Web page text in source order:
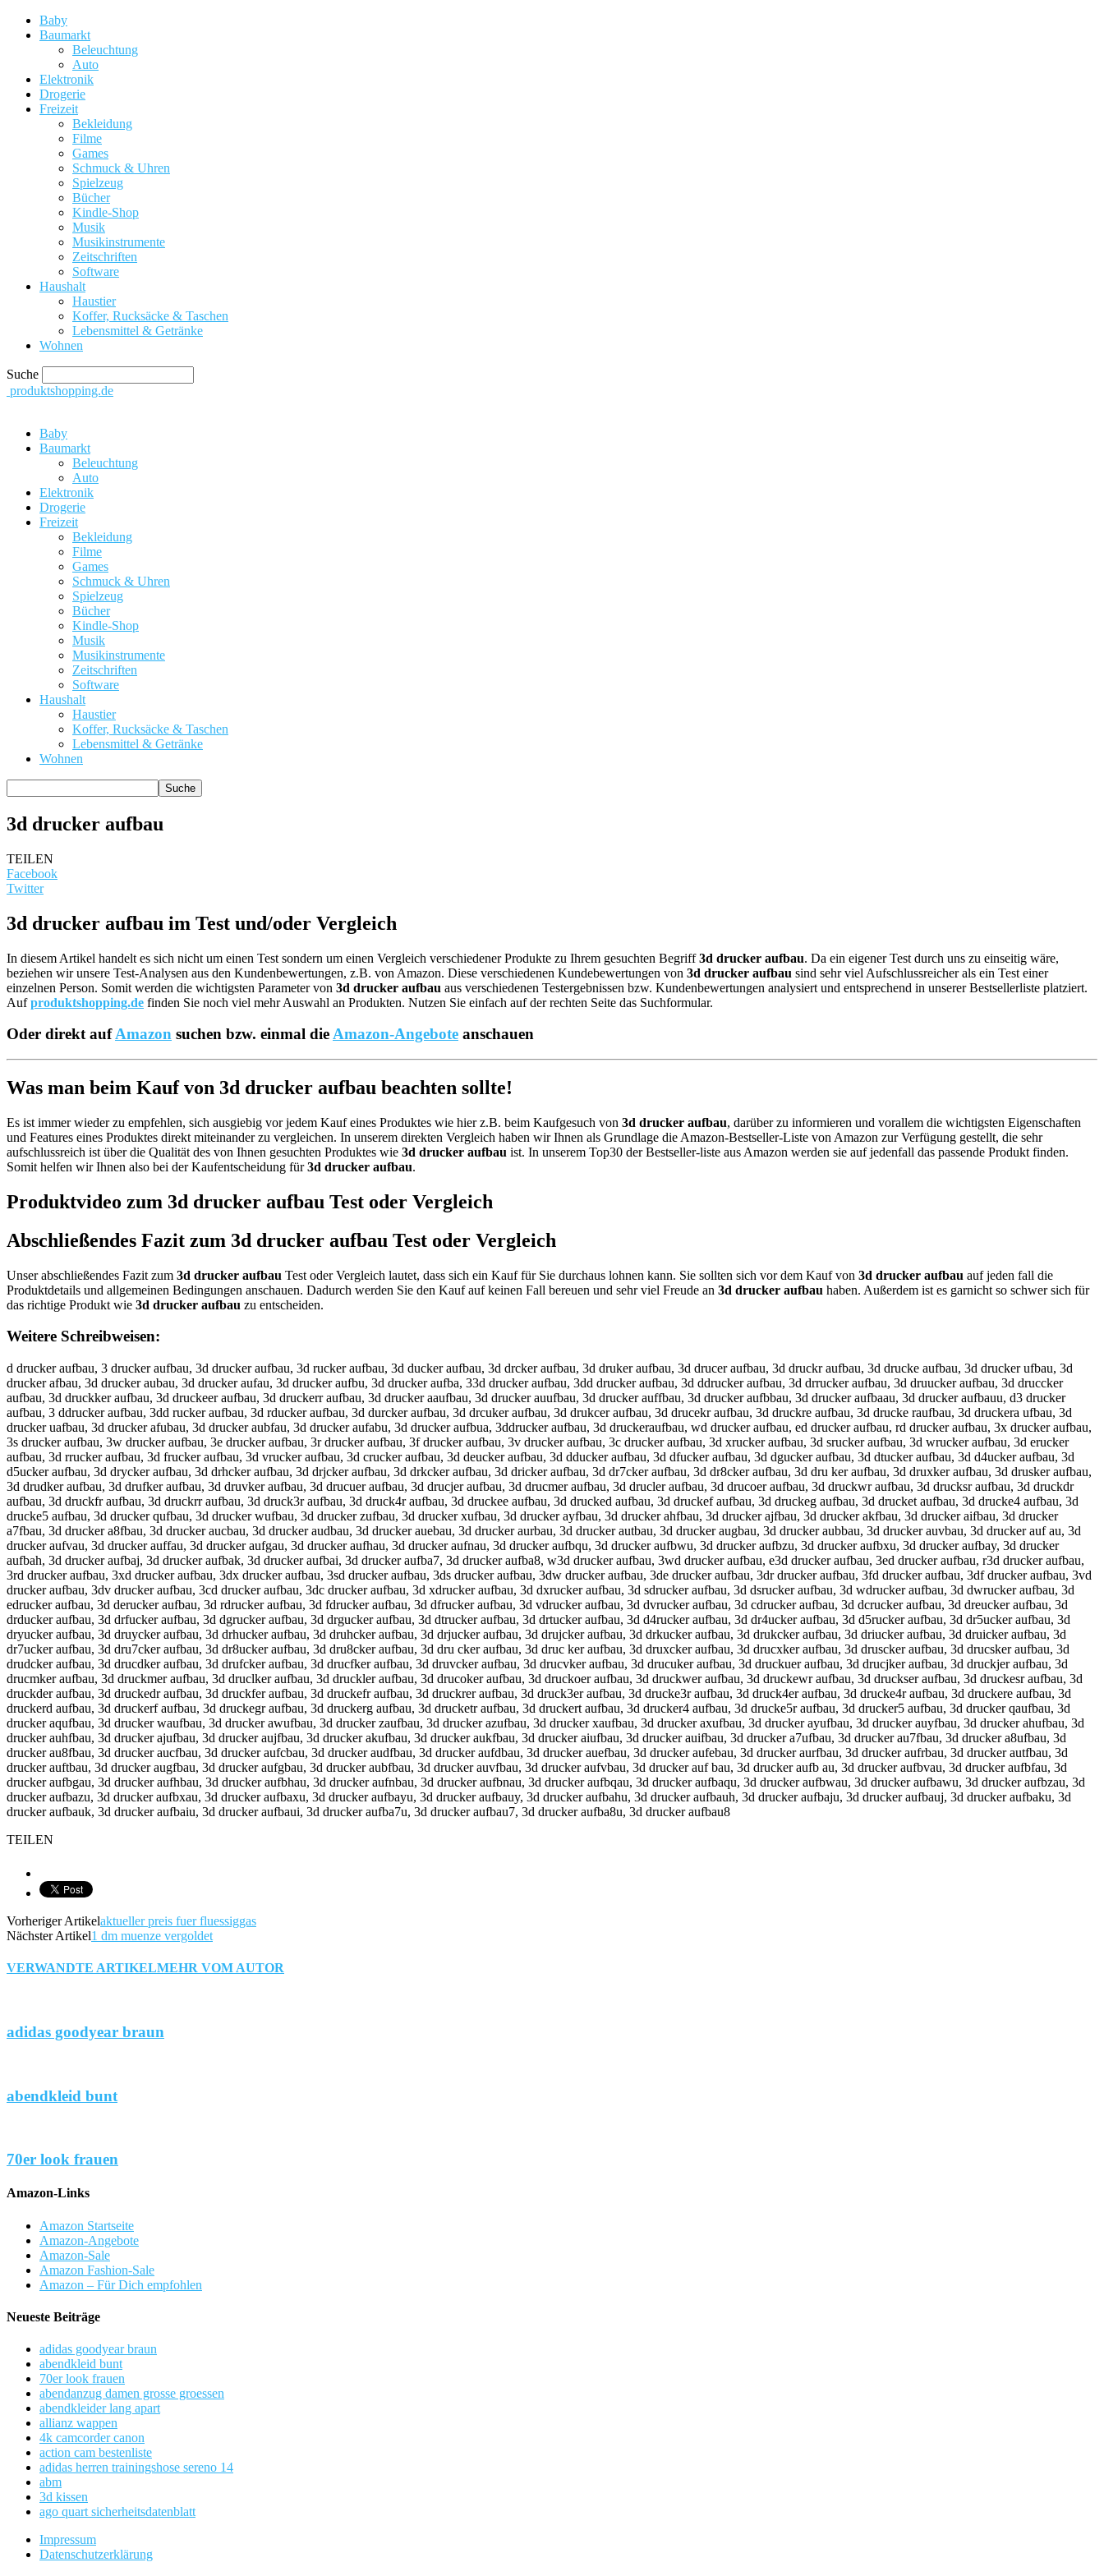
Baby
Baumarkt
Beleuchtung
Auto
Elektronik
Drogerie
Freizeit
Bekleidung
Filme
Games
Schmuck & Uhren
Spielzeug
Bücher
Kindle-Shop
Musik
Musikinstrumente
Zeitschriften
Software
Haushalt
Haustier
Koffer, Rucksäcke & Taschen
Lebensmittel & Getränke
Wohnen
Suche
produktshopping.de
Baby
Baumarkt
Beleuchtung
Auto
Elektronik
Drogerie
Freizeit
Bekleidung
Filme
Games
Schmuck & Uhren
Spielzeug
Bücher
Kindle-Shop
Musik
Musikinstrumente
Zeitschriften
Software
Haushalt
Haustier
Koffer, Rucksäcke & Taschen
Lebensmittel & Getränke
Wohnen
3d drucker aufbau
TEILEN
Facebook
Twitter
3d drucker aufbau im Test und/oder Vergleich
In diesem Artikel handelt es sich nicht um einen Test sondern um einen Vergleich verschiedener Produkte zu Ihrem gesuchten Begriff3d drucker aufbau. Da ein eigener Test durch uns zu einseitig wäre,
beziehen wir unsere Test-Analysen aus den Kundenbewertungen, z.B. von Amazon. Diese verschiedenen Kundebewertungen von 3d drucker aufbau sind sehr viel Aufschlussreicher als ein Test einer
einzelnen Person. Somit werden die wichtigsten Parameter von 3d drucker aufbau aus verschiedenen Testergebnissen bzw. Kundenbewertungen analysiert und entsprechend in unserer Bestsellerliste platziert.
Aufproduktshopping.de finden Sie noch viel mehr Auswahl an Produkten. Nutzen Sie einfach auf der rechten Seite das Suchformular.
Oder direkt aufAmazon suchen bzw. einmal dieAmazon-Angebote anschauen
Was man beim Kauf von 3d drucker aufbau beachten sollte!
Es ist immer wieder zu empfehlen, sich ausgiebig vor jedem Kauf eines Produktes wie hier z.B. beim Kaufgesuch von 3d drucker aufbau, darüber zu informieren und vorallem die wichtigsten Eigenschaften
und Features eines Produktes direkt miteinander zu vergleichen. In unserem direkten Vergleich haben wir Ihnen als Grundlage die Amazon-Bestseller-Liste von Amazon zur Verfügung gestellt, die sehr
aufschlussreich ist über die Qualität des von Ihnen gesuchten Produktes wie 3d drucker aufbau ist. In unserem Top30 der Bestseller-liste aus Amazon werden sie auf jedenfall das passende Produkt finden.
Somit helfen wir Ihnen also bei der Kaufentscheidung für3d drucker aufbau.
Produktvideo zum 3d drucker aufbau Test oder Vergleich
Abschließendes Fazit zum 3d drucker aufbau Test oder Vergleich
Unser abschließendes Fazit zum 3d drucker aufbau Test oder Vergleich lautet, dass sich ein Kauf für Sie durchaus lohnen kann. Sie sollten sich vor dem Kauf von 3d drucker aufbau auf jeden fall die
Produktdetails und allgemeinen Bedingungen anschauen. Dadurch werden Sie den Kauf auf keinen Fall bereuen und sehr viel Freude an 3d drucker aufbau haben. Außerdem ist es garnicht so schwer sich für
das richtige Produkt wie 3d drucker aufbau zu entscheiden.
Weitere Schreibweisen:
d drucker aufbau, 3 drucker aufbau, 3d drucker aufbau, 3d rucker aufbau, 3d ducker aufbau, 3d drcker aufbau, 3d druker aufbau, 3d drucer aufbau, 3d druckr aufbau, 3d drucke aufbau, 3d drucker ufbau, 3d
drucker afbau, 3d drucker aubau, 3d drucker aufau, 3d drucker aufbu, 3d drucker aufba, 33d drucker aufbau, 3dd drucker aufbau, 3d ddrucker aufbau, 3d drrucker aufbau, 3d druucker aufbau, 3d druccker
aufbau, 3d druckker aufbau, 3d druckeer aufbau, 3d druckerr aufbau, 3d drucker aaufbau, 3d drucker auufbau, 3d drucker auffbau, 3d drucker aufbbau, 3d drucker aufbaau, 3d drucker aufbauu, d3 drucker
aufbau, 3 ddrucker aufbau, 3dd rucker aufbau, 3d rducker aufbau, 3d durcker aufbau, 3d drcuker aufbau, 3d drukcer aufbau, 3d drucekr aufbau, 3d druckre aufbau, 3d drucke raufbau, 3d druckera ufbau, 3d
drucker uafbau, 3d drucker afubau, 3d drucker aubfau, 3d drucker aufabu, 3d drucker aufbua, 3ddrucker aufbau, 3d druckeraufbau, wd drucker aufbau, ed drucker aufbau, rd drucker aufbau, 3x drucker aufbau,
3s drucker aufbau, 3w drucker aufbau, 3e drucker aufbau, 3r drucker aufbau, 3f drucker aufbau, 3v drucker aufbau, 3c drucker aufbau, 3d xrucker aufbau, 3d srucker aufbau, 3d wrucker aufbau, 3d erucker
aufbau, 3d rrucker aufbau, 3d frucker aufbau, 3d vrucker aufbau, 3d crucker aufbau, 3d deucker aufbau, 3d dducker aufbau, 3d dfucker aufbau, 3d dgucker aufbau, 3d dtucker aufbau, 3d d4ucker aufbau, 3d
d5ucker aufbau, 3d drycker aufbau, 3d drhcker aufbau, 3d drjcker aufbau, 3d drkcker aufbau, 3d dricker aufbau, 3d dr7cker aufbau, 3d dr8cker aufbau, 3d dru ker aufbau, 3d druxker aufbau, 3d drusker aufbau,
3d drudker aufbau, 3d drufker aufbau, 3d druvker aufbau, 3d drucuer aufbau, 3d drucjer aufbau, 3d drucmer aufbau, 3d drucler aufbau, 3d drucoer aufbau, 3d druckwr aufbau, 3d drucksr aufbau, 3d druckdr
aufbau, 3d druckfr aufbau, 3d druckrr aufbau, 3d druck3r aufbau, 3d druck4r aufbau, 3d druckee aufbau, 3d drucked aufbau, 3d druckef aufbau, 3d druckeg aufbau, 3d drucket aufbau, 3d drucke4 aufbau, 3d
drucke5 aufbau, 3d drucker qufbau, 3d drucker wufbau, 3d drucker zufbau, 3d drucker xufbau, 3d drucker ayfbau, 3d drucker ahfbau, 3d drucker ajfbau, 3d drucker akfbau, 3d drucker aifbau, 3d drucker
a7fbau, 3d drucker a8fbau, 3d drucker aucbau, 3d drucker audbau, 3d drucker auebau, 3d drucker aurbau, 3d drucker autbau, 3d drucker augbau, 3d drucker aubbau, 3d drucker auvbau, 3d drucker auf au, 3d
drucker aufvau, 3d drucker auffau, 3d drucker aufgau, 3d drucker aufhau, 3d drucker aufnau, 3d drucker aufbqu, 3d drucker aufbwu, 3d drucker aufbzu, 3d drucker aufbxu, 3d drucker aufbay, 3d drucker
aufbah, 3d drucker aufbaj, 3d drucker aufbak, 3d drucker aufbai, 3d drucker aufba7, 3d drucker aufba8, w3d drucker aufbau, 3wd drucker aufbau, e3d drucker aufbau, 3ed drucker aufbau, r3d drucker aufbau,
3rd drucker aufbau, 3xd drucker aufbau, 3dx drucker aufbau, 3sd drucker aufbau, 3ds drucker aufbau, 3dw drucker aufbau, 3de drucker aufbau, 3dr drucker aufbau, 3fd drucker aufbau, 3df drucker aufbau, 3vd
drucker aufbau, 3dv drucker aufbau, 3cd drucker aufbau, 3dc drucker aufbau, 3d xdrucker aufbau, 3d dxrucker aufbau, 3d sdrucker aufbau, 3d dsrucker aufbau, 3d wdrucker aufbau, 3d dwrucker aufbau, 3d
edrucker aufbau, 3d derucker aufbau, 3d rdrucker aufbau, 3d fdrucker aufbau, 3d dfrucker aufbau, 3d vdrucker aufbau, 3d dvrucker aufbau, 3d cdrucker aufbau, 3d dcrucker aufbau, 3d dreucker aufbau, 3d
drducker aufbau, 3d drfucker aufbau, 3d dgrucker aufbau, 3d drgucker aufbau, 3d dtrucker aufbau, 3d drtucker aufbau, 3d d4rucker aufbau, 3d dr4ucker aufbau, 3d d5rucker aufbau, 3d dr5ucker aufbau, 3d
dryucker aufbau, 3d druycker aufbau, 3d drhucker aufbau, 3d druhcker aufbau, 3d drjucker aufbau, 3d drujcker aufbau, 3d drkucker aufbau, 3d drukcker aufbau, 3d driucker aufbau, 3d druicker aufbau, 3d
dr7ucker aufbau, 3d dru7cker aufbau, 3d dr8ucker aufbau, 3d dru8cker aufbau, 3d dru cker aufbau, 3d druc ker aufbau, 3d druxcker aufbau, 3d drucxker aufbau, 3d druscker aufbau, 3d drucsker aufbau, 3d
drudcker aufbau, 3d drucdker aufbau, 3d drufcker aufbau, 3d drucfker aufbau, 3d druvcker aufbau, 3d drucvker aufbau, 3d drucuker aufbau, 3d druckuer aufbau, 3d drucjker aufbau, 3d druckjer aufbau, 3d
drucmker aufbau, 3d druckmer aufbau, 3d druclker aufbau, 3d druckler aufbau, 3d drucoker aufbau, 3d druckoer aufbau, 3d druckwer aufbau, 3d druckewr aufbau, 3d druckser aufbau, 3d druckesr aufbau, 3d
druckder aufbau, 3d druckedr aufbau, 3d druckfer aufbau, 3d druckefr aufbau, 3d druckrer aufbau, 3d druck3er aufbau, 3d drucke3r aufbau, 3d druck4er aufbau, 3d drucke4r aufbau, 3d druckere aufbau, 3d
druckerd aufbau, 3d druckerf aufbau, 3d druckegr aufbau, 3d druckerg aufbau, 3d drucketr aufbau, 3d druckert aufbau, 3d drucker4 aufbau, 3d drucke5r aufbau, 3d drucker5 aufbau, 3d drucker qaufbau, 3d
drucker aqufbau, 3d drucker waufbau, 3d drucker awufbau, 3d drucker zaufbau, 3d drucker azufbau, 3d drucker xaufbau, 3d drucker axufbau, 3d drucker ayufbau, 3d drucker auyfbau, 3d drucker ahufbau, 3d
drucker auhfbau, 3d drucker ajufbau, 3d drucker aujfbau, 3d drucker akufbau, 3d drucker aukfbau, 3d drucker aiufbau, 3d drucker auifbau, 3d drucker a7ufbau, 3d drucker au7fbau, 3d drucker a8ufbau, 3d
drucker au8fbau, 3d drucker aucfbau, 3d drucker aufcbau, 3d drucker audfbau, 3d drucker aufdbau, 3d drucker auefbau, 3d drucker aufebau, 3d drucker aurfbau, 3d drucker aufrbau, 3d drucker autfbau, 3d
drucker auftbau, 3d drucker augfbau, 3d drucker aufgbau, 3d drucker aubfbau, 3d drucker auvfbau, 3d drucker aufvbau, 3d drucker auf bau, 3d drucker aufb au, 3d drucker aufbvau, 3d drucker aufbfau, 3d
drucker aufbgau, 3d drucker aufhbau, 3d drucker aufbhau, 3d drucker aufnbau, 3d drucker aufbnau, 3d drucker aufbqau, 3d drucker aufbaqu, 3d drucker aufbwau, 3d drucker aufbawu, 3d drucker aufbzau, 3d
drucker aufbazu, 3d drucker aufbxau, 3d drucker aufbaxu, 3d drucker aufbayu, 3d drucker aufbauy, 3d drucker aufbahu, 3d drucker aufbauh, 3d drucker aufbaju, 3d drucker aufbauj, 3d drucker aufbaku, 3d
drucker aufbauk, 3d drucker aufbaiu, 3d drucker aufbaui, 3d drucker aufba7u, 3d drucker aufbau7, 3d drucker aufba8u, 3d drucker aufbau8
TEILEN
Vorheriger Artikelaktueller preis fuer fluessiggas
Nächster Artikel1 dm muenze vergoldet
VERWANDTE ARTIKELMEHR VOM AUTOR
adidas goodyear braun
abendkleid bunt
70er look frauen
Amazon-Links
Amazon Startseite
Amazon-Angebote
Amazon-Sale
Amazon Fashion-Sale
Amazon – Für Dich empfohlen
Neueste Beiträge
adidas goodyear braun
abendkleid bunt
70er look frauen
abendanzug damen grosse groessen
abendkleider lang apart
allianz wappen
4k camcorder canon
action cam bestenliste
adidas herren trainingshose sereno 14
abm
3d kissen
ago quart sicherheitsdatenblatt
Impressum
Datenschutzerklärung